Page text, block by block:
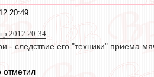
20:49
2012 20:34
- следствие его "техники" приема
отметил